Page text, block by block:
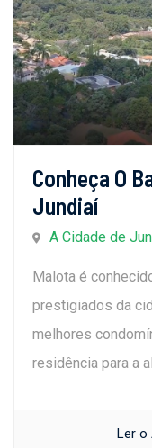
Conheça O
Jundiaí
A Cidade de
Malota é
prestigiados da
melhores
residência para a
Ler o